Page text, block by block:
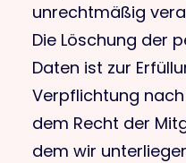
unrechtmäßig
Die Löschung der
Daten ist zur
Verpflichtung
dem Recht der
dem wir